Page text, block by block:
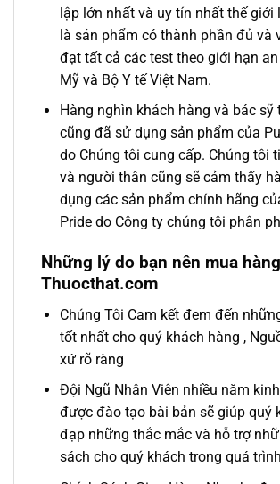
lập lớn nhất và uy tín nhất thế giới
là sản phẩm có thành phần đủ và
đạt tất cả các test theo giới hạn
Mỹ và Bộ Y tế Việt Nam.
Hàng nghìn khách hàng và bác sỹ
cũng đã sử dụng sản phẩm của
do Chúng tôi cung cấp. Chúng tôi
và người thân cũng sẽ cảm thấy
dụng các sản phẩm chính hãng
Pride do Công ty chúng tôi phân
Những lý do bạn nên mua
Thuocthat.com
Chúng Tôi Cam kết đem đến
tốt nhất cho quý khách hàng ,
xứ rõ ràng
Đội Ngũ Nhân Viên nhiều năm
được đào tạo bài bản sẽ giúp quý
đạp những thắc mắc và hỗ trợ
sách cho quý khách trong quá